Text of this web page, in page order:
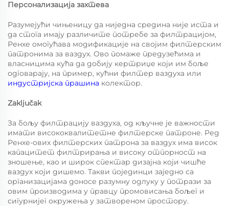
Персонализација захтева
Разумејући чињеницу да ниједна средина није иста и
да стога имају различите потребе за филтрацијом,
Ренхе омогућава модификације на својим филтерским
патронима за ваздух. Ово помаже предузећима и
власницима кућа да добију кертриџе који им боље
одговарају, на пример, кућни филтер ваздуха или
индустријска прашина колектор.
Zaključak
За бољу филтрацију ваздуха, од кључне је важности
имати висококвалитетне филтерске патроне. Ред
Ренхе-ових филтерских патрона за ваздух има висок
капацитет филтрирања и високу отпорност на
зношење, као и широк спектар дизајна који чишће
ваздух који дишемо. Такви појединци заједно са
организацијама доносе разумну одлуку у потрази за
овим производима у правцу промовисања бољег и
сигурнијег окружења у затвореном простору.